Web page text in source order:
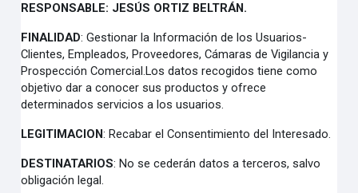
RESPONSABLE: JESÚS ORTIZ BELTRÁN.
FINALIDAD:Gestionar la Información de los Usuarios-
Clientes, Empleados, Proveedores, Cámaras de Vigilancia y
Prospección Comercial.Los datos recogidos tiene como
objetivo dar a conocer sus productos y ofrece
determinados servicios a los usuarios.
LEGITIMACION:Recabar el Consentimiento del Interesado.
DESTINATARIOS:No se cederán datos a terceros, salvo
obligación legal.